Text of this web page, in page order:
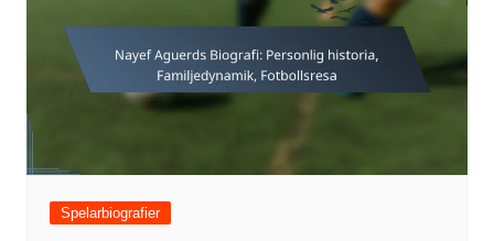
Spelarbiografier